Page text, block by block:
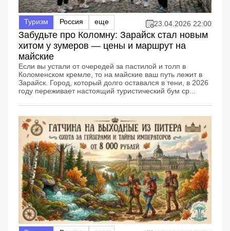
Туризм Россия еще 23.04.2026 22:00
Забудьте про Коломну: Зарайск стал новым
хитом у зумеров — цены и маршрут на
майские
Если вы устали от очередей за пастилой и толп в
Коломенском кремле, то на майские ваш путь лежит в
Зарайск. Город, который долго оставался в тени, в 2026
году переживает настоящий туристический бум ср...